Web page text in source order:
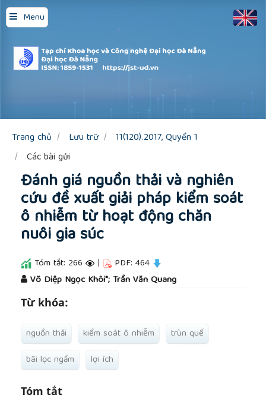
Menu
Quick
jump
to
page
content
Main
Sidebar
Trang chủ Lưu trữ
11(120).2017, Quyển 1
Các bài gửi
Đánh giá nguồn thải và nghiên
cứu đề xuất giải pháp kiểm soát
ô nhiễm từ hoạt động chăn
nuôi gia súc
Tóm tắt: 266 | PDF: 464
Võ Diệp Ngọc Khôi*; Trần Văn Quang
Từ khóa:
nguồn thải kiểm soát ô nhiễm
trùn quế
bãi lọc ngầm
lợi ích
Tóm tắt